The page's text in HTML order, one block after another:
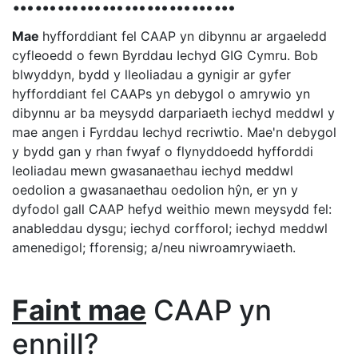
Mae hyfforddiant fel CAAP yn dibynnu ar argaeledd
cyfleoedd o fewn Byrddau Iechyd GIG Cymru. Bob
blwyddyn, bydd y lleoliadau a gynigir ar gyfer
hyfforddiant fel CAAPs yn debygol o amrywio yn
dibynnu ar ba meysydd darpariaeth iechyd meddwl y
mae angen i Fyrddau Iechyd recriwtio. Mae'n debygol
y bydd gan y rhan fwyaf o flynyddoedd hyfforddi
leoliadau mewn gwasanaethau iechyd meddwl
oedolion a gwasanaethau oedolion hŷn, er yn y
dyfodol gall CAAP hefyd weithio mewn meysydd fel:
anableddau dysgu; iechyd corfforol; iechyd meddwl
amenedigol; fforensig; a/neu niwroamrywiaeth.
Faint mae CAAP yn
ennill?